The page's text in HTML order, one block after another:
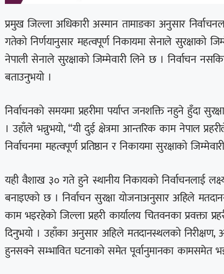
प्रमुख जिल्ला अधिकारी अस्मान तामाङका अनुसार
गतेको निर्णयानुसार महत्वपूर्ण निकायमा सेनाले सुरक्षाको
नेपाली सेनाले सुरक्षाको जिम्मेवारी लिने छ । निर्वाचन
बताउनुभयो ।
निर्वाचनको समयमा प्रहरीमा पर्याप्त जनशक्ति नहुने हुँदा
। उहाँले भन्नुभयो, “यी दुई क्षेत्रमा आन्तरिक काम नेपाल
निर्वाचनमा महत्वपूर्ण प्रतिष्ठान र निकायमा सुरक्षाको
यही वैशाख ३० गते हुने स्थानीय निकायको निर्वाचनलाई
बनाइएको छ । निर्वाचन सुरक्षा योजनाअनुसार अहिले
काम भइरहेको जिल्ला प्रहरी कार्यालय चितवनका प्रवक्ता
दिनुभयो । उहाँका अनुसार अहिले मतदानस्थलको
हुनसक्ने सम्भावित घटनाको समेत पूर्वानुमानका कामसमेत